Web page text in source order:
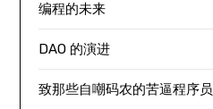
编程的未来
DAO 的演进
致那些自嘲码农的苦逼程序员